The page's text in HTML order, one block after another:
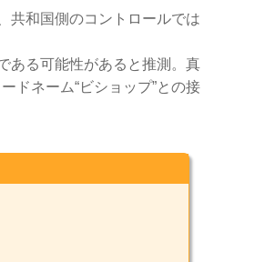
共和国側のコントロールでは
ある可能性があると推測。真
ドネーム“ビショップ”との接